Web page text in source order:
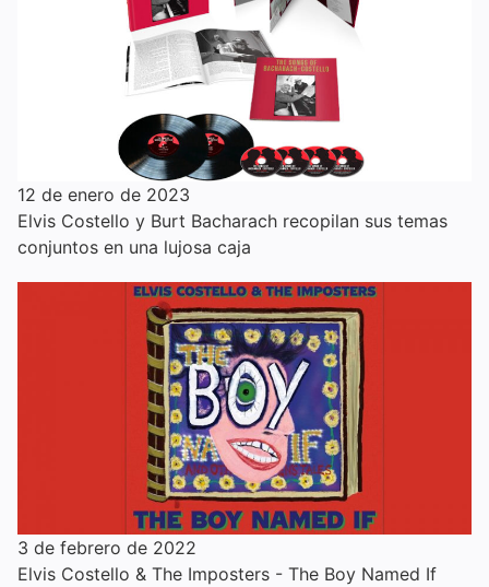
12 de enero de 2023
Elvis Costello y Burt Bacharach recopilan sus temas
conjuntos en una lujosa caja
3 de febrero de 2022
Elvis Costello & The Imposters - The Boy Named If